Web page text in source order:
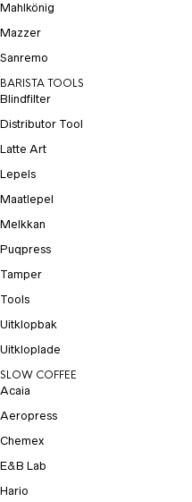
Mahlkönig
Mazzer
Sanremo
BARISTA TOOLS
Blindfilter
Distributor Tool
Latte Art
Lepels
Maatlepel
Melkkan
Puqpress
Tamper
Tools
Uitklopbak
Uitkloplade
SLOW COFFEE
Acaia
Aeropress
Chemex
E&B Lab
Hario